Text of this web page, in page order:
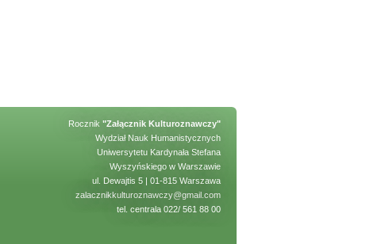
Rocznik "Załącznik Kulturoznawczy"
Wydział Nauk Humanistycznych
Uniwersytetu Kardynała Stefana
Wyszyńskiego w Warszawie
ul. Dewajtis 5 | 01-815 Warszawa
zalacznikkulturoznawczy@gmail.com
tel. centrala 022/ 561 88 00